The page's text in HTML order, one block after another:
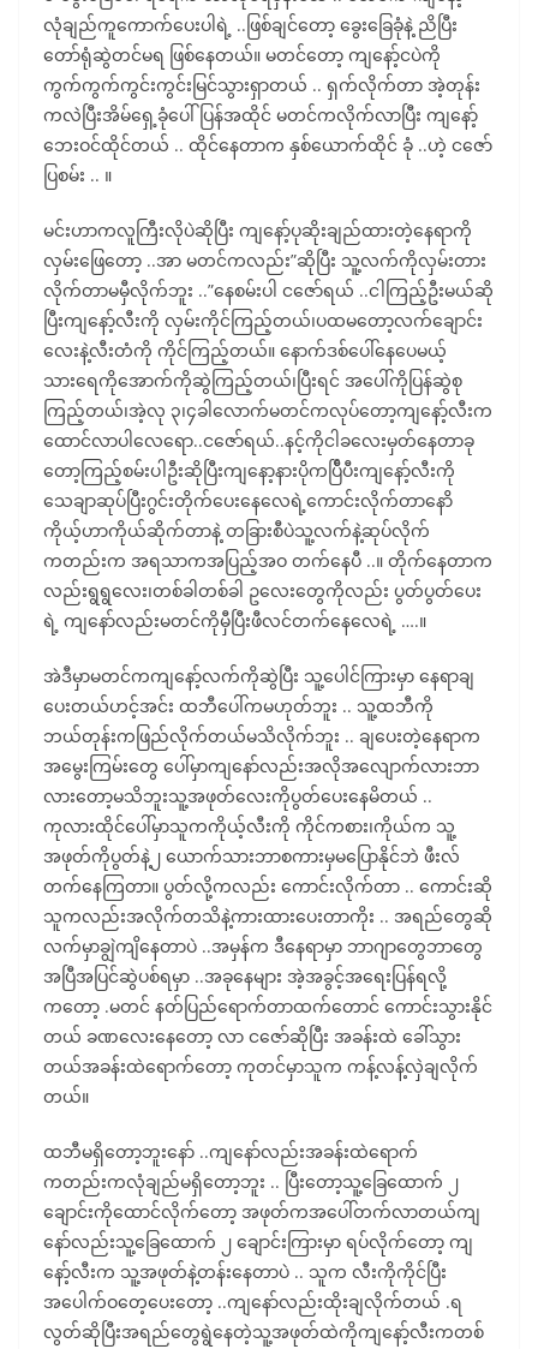
လုံချည်ကူကောက်ပေးပါရဲ့ ..ဖြစ်ချင်တော့ ခွေးခြေခုံနဲ့ ညိပြီး
တော်ရုံဆွဲတင်မရ ဖြစ်နေတယ်။ မတင်တော့ ကျနော့်ငပဲကို
ကွက်ကွက်ကွင်းကွင်းမြင်သွားရှာတယ် .. ရှက်လိုက်တာ အဲ့တုန်း
ကလဲပြီးအိမ်ရှေ့ခုံပေါ်ပြန်အထိုင် မတင်ကလိုက်လာပြီး ကျနော့်
ဘေးဝင်ထိုင်တယ် .. ထိုင်နေတာက နှစ်ယောက်ထိုင် ခုံ ..ဟဲ့ ငဇော်
ပြစမ်း .. ။
မင်းဟာကလူကြီးလိုပဲဆိုပြီး ကျနော့်ပုဆိုးချည်ထားတဲ့နေရာကို
လှမ်းဖြေတော့ ..အာ မတင်ကလည်း”ဆိုပြီး သူ့လက်ကိုလှမ်းတား
လိုက်တာမမှီလိုက်ဘူး ..”နေစမ်းပါ ငဇော်ရယ် ..ငါကြည့်ဦးမယ်ဆို
ပြီးကျနော့်လီးကို လှမ်းကိုင်ကြည့်တယ်၊ပထမတော့လက်ချောင်း
လေးနဲ့လီးတံကို ကိုင်ကြည့်တယ်။ နောက်ဒစ်ပေါ်နေပေမယ့်
သားရေကိုအောက်ကိုဆွဲကြည့်တယ်၊ပြီးရင် အပေါ်ကိုပြန်ဆွဲစု
ကြည့်တယ်၊အဲ့လု ၃၊၄ခါလောက်မတင်ကလုပ်တော့ကျနော့်လီးက
ထောင်လာပါလေရော..ငဇော်ရယ်..နင့်ကိုငါခလေးမှတ်နေတာခု
တော့ကြည့်စမ်းပါဦးဆိုပြီးကျနော့နားပိုကပ်ြီပီးကျနော့်လီးကို
သေချာဆုပ်ပြီးဂွင်းတိုက်ပေးနေလေရဲ့ကောင်းလိုက်တာနောိ
ကိုယ့်ဟာကိုယ်ဆိုက်တာနဲ့ တခြားစီပဲသူ့လက်နဲ့ဆုပ်လိုက်
ကတည်းက အရသာကအပြည့်အဝ တက်နေပီ ..။ တိုက်နေတာက
လည်းရွရွလေး၊တစ်ခါတစ်ခါ ဥလေးတွေကိုလည်း ပွတ်ပွတ်ပေး
ရဲ့ ကျနော်လည်းမတင်ကိုမှီပြီးဖီလင်တက်နေလေရဲ့ ….။
အဲဒီမှာမတင်ကကျနော့်လက်ကိုဆွဲပြီး သူ့ပေါင်ကြားမှာ နေရာချ
ပေးတယ်ဟင့်အင်း ထဘီပေါ်ကမဟုတ်ဘူး .. သူ့ထဘီကို
ဘယ်တုန်းကဖြည်လိုက်တယ်မသိလိုက်ဘူး .. ချပေးတဲ့နေရာက
အမွေးကြမ်းတွေ ပေါ်မှာကျနော်လည်းအလိုအလျောက်လားဘာ
လားတော့မသိဘူးသူ့အဖုတ်လေးကိုပွတ်ပေးနေမိတယ် ..
ကုလားထိုင်ပေါ်မှာသူကကိုယ့်လီးကို ကိုင်ကစား၊ကိုယ်က သူ့
အဖုတ်ကိုပွတ်နဲ့၂ ယောက်သားဘာစကားမှမပြောနိုင်ဘဲ ဖီးလ်
တက်နေကြတာ။ ပွတ်လို့ကလည်း ကောင်းလိုက်တာ .. ကောင်းဆို
သူကလည်းအလိုက်တသိနဲ့ကားထားပေးတာကိုး .. အရည်တွေဆို
လက်မှာချွဲကျိနေတာပဲ ..အမှန်က ဒီနေရာမှာ ဘာဂျာတွေဘာတွေ
အပြီအပြင်ဆွဲပစ်ရမှာ ..အခုနေများ အဲ့အခွင့်အရေးပြန်ရလို့
ကတော့ .မတင် နတ်ပြည်ရောက်တာထက်တောင် ကောင်းသွားနိုင်
တယ် ခဏလေးနေတော့ လာ ငဇော်ဆိုပြီး အခန်းထဲ ခေါ်သွား
တယ်အခန်းထဲရောက်တော့ ကုတင်မှာသူက ကန့်လန့်လှဲချလိုက်
တယ်။
ထဘီမရှိတော့ဘူးနော် ..ကျနော်လည်းအခန်းထဲရောက်
ကတည်းကလုံချည်မရှိတော့ဘူး .. ပြီးတော့သူ့ခြေထောက် ၂
ချောင်းကိုထောင်လိုက်တော့ အဖုတ်ကအပေါ်တက်လာတယ်ကျ
နော်လည်းသူ့ခြေထောက် ၂ ချောင်းကြားမှာ ရပ်လိုက်တော့ ကျ
နော့်လီးက သူ့အဖုတ်နဲ့တန်းနေတာပဲ .. သူက လီးကိုကိုင်ပြီး
အပေါက်ဝတေ့ပေးတော့ ..ကျနော်လည်းထိုးချလိုက်တယ် .ရ
လွတ်ဆိုပြီးအရည်တွေရွဲနေတဲ့သူ့အဖုတ်ထဲကိုကျနော့်လီးကတစ်